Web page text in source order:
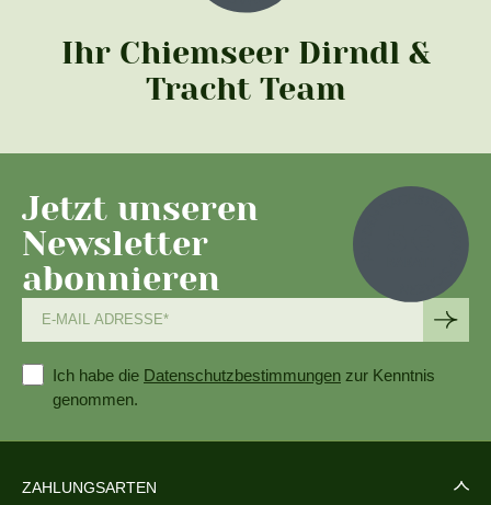
Ihr Chiemseer Dirndl &
Tracht Team
Jetzt unseren
Newsletter
abonnieren
Ich habe die Datenschutzbestimmungen zur Kenntnis
genommen.
ZAHLUNGSARTEN